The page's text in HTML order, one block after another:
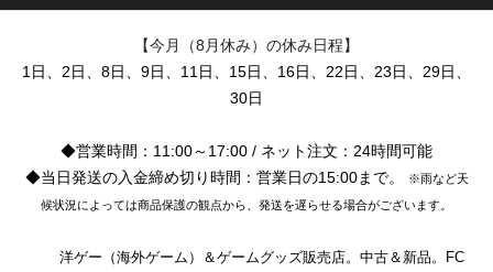
【今月（8月休み）の休み日程】
1日、2日、8日、9日、11日、15日、16日、22日、23日、29日、
30日
◆営業時間：11:00～17:00 / ネット注文：24時間可能
◆当日発送の入金締め切り時間：営業日の15:00まで。
※雨など天
候状況によっては商品保護の観点から、発送を遅らせる場合がございます。
洋ゲー（海外ゲーム）＆ゲームグッズ販売店。中古＆新品。FC